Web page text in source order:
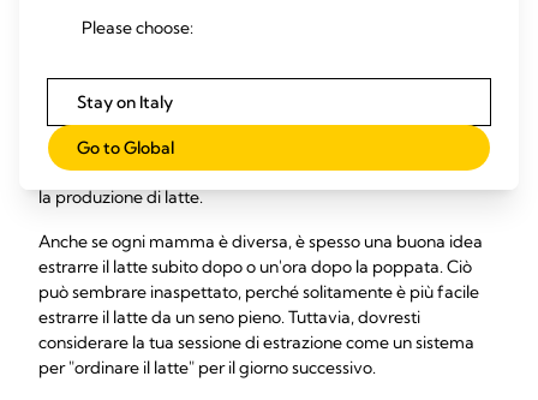
modo in cui il bambino stimola il seno mentre si alimenta, ed
produzione di latte a lungo termine.
Una volta iniziata la "montata lattea" l'estrazione doppiati
permette di estrarre più latte in meno tempo.
questo metodo drena meglio il seno, favorendo così anche
la produzione di latte.
Anche se ogni mamma è diversa, è spesso una buona idea
estrarre il latte subito dopo o un'ora dopo la poppata. Ciò
può sembrare inaspettato, perché solitamente è più facile
estrarre il latte da un seno pieno. Tuttavia, dovresti
considerare la tua sessione di estrazione come un sistema
per "ordinare il latte" per il giorno successivo.
Please choose:
Stay on Italy
Go to Global